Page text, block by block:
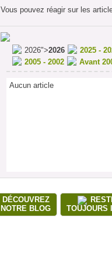
Vous pouvez réagir sur les
2026">2026 2025 -
2005 - 2002
Avant
Aucun article
DÉCOUVREZ
NOTRE BLOG
TOUJOURS